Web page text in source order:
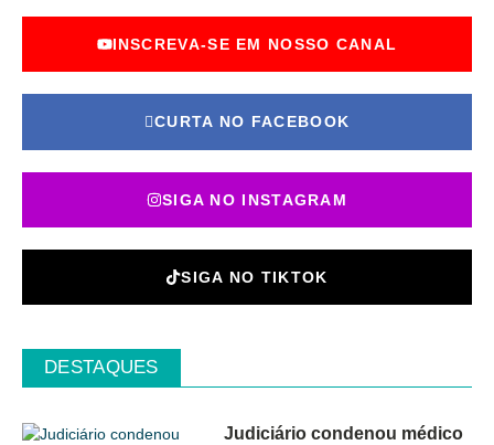
INSCREVA-SE EM NOSSO CANAL
CURTA NO FACEBOOK
SIGA NO INSTAGRAM
SIGA NO TIKTOK
DESTAQUES
Judiciário condenou médico